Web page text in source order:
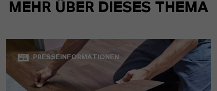
MEHR ÜBER DIESES THEMA
PRESSEINFORMATIONEN